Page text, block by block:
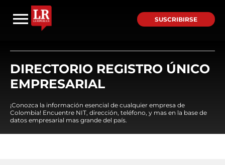
SUSCRIBIRSE
DIRECTORIO REGISTRO ÚNICO
EMPRESARIAL
¡Conozca la información esencial de cualquier empresa de
Colombia! Encuentre NIT, dirección, teléfono, y mas en la base de
datos empresarial mas grande del país.